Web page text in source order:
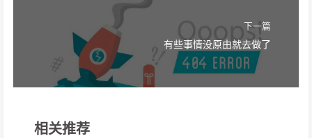
下一篇
有些事情没原由就去做了
相关推荐